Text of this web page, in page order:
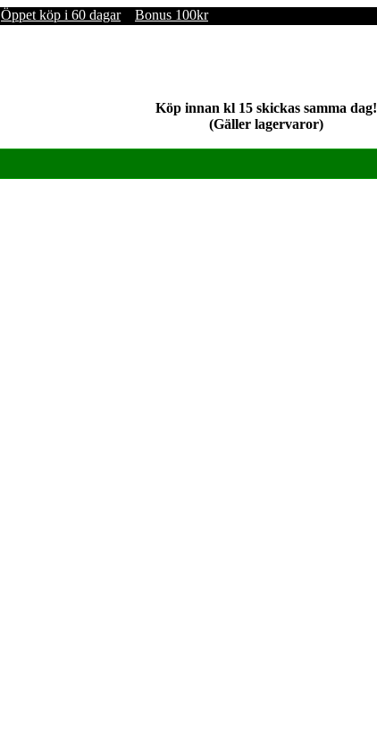
Öppet köp i 60 dagar Bonus 100kr
Köp innan kl 15 skickas samma dag!
(Gäller lagervaror)